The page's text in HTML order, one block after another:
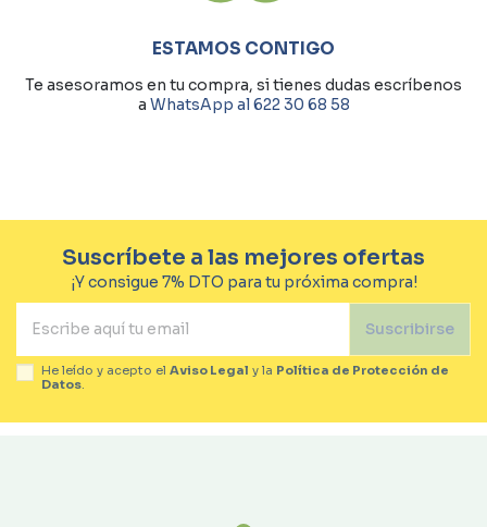
ESTAMOS CONTIGO
Te asesoramos en tu compra, si tienes dudas escríbenos
a WhatsApp al 622 30 68 58
Suscríbete a las mejores ofertas
¡Y consigue 7% DTO para tu próxima compra!
Suscribirse
He leído y acepto el Aviso Legal y la Política de Protección de
Datos